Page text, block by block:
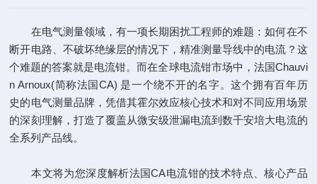
在电气测量领域，有一项长期困扰工程师的难题：如何在不
断开电路、不破坏绝缘层的情况下，精准测量导线中的电流？这
个难题的答案就是电流钳。而在全球电流钳市场中，法国Chauvi
n Arnoux(简称法国CA) 是一个绕不开的名字。这个拥有百年历
史的电气测量品牌，凭借其霍尔效应核心技术和对不同应用场景
的深刻理解，打造了覆盖从微安级泄漏电流到数千安培大电流的
全系列产品线。
本文将为您深度解析法国CA电流钳的技术特点、核心产品